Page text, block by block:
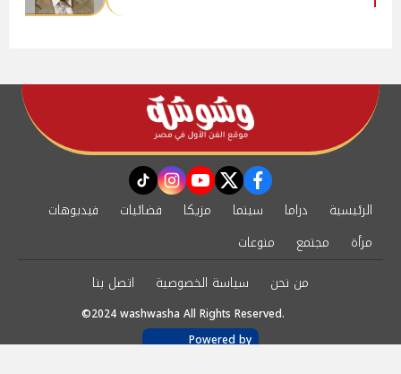
facebook
twitter
youtube
instagram
tiktok
الرئيسية دراما سينما مزيكا فضائيات
فيديوهات
مرأة
مجتمع
منوعات
من نحن
سياسة الخصوصية اتصل بنا
©2024 washwasha All Rights Reserved.
Powered by